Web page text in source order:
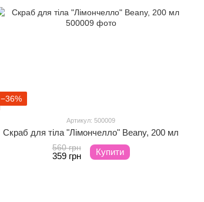
−36%
Артикул: 500009
Скраб для тіла "Лімончелло" Beany, 200 мл
560 грн
359 грн Купити